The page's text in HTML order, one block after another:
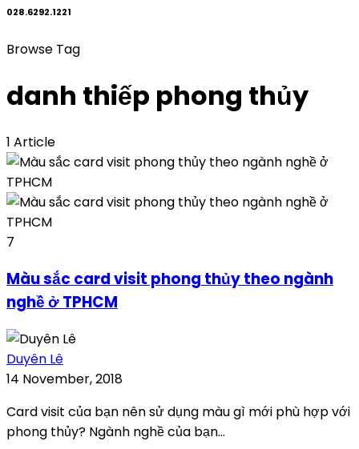
028.6292.1221
Browse Tag
danh thiếp phong thủy
1 Article
7
Màu sắc card visit phong thủy theo ngành
nghề ở TPHCM
Duyên Lê
14 November, 2018
Card visit của bạn nên sử dụng màu gì mới phù hợp với
phong thủy? Ngành nghề của bạn...